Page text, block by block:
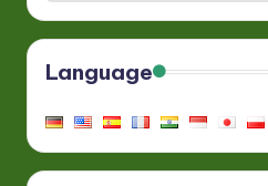
Language